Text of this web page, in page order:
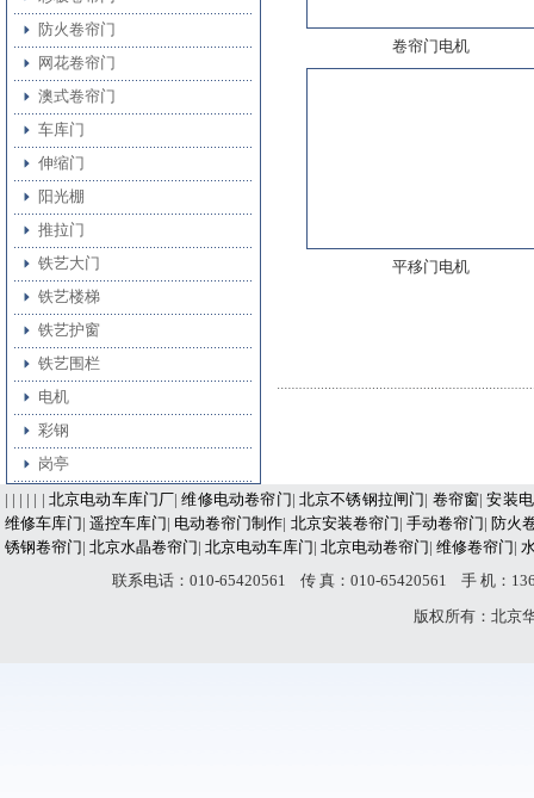
防火卷帘门
网花卷帘门
澳式卷帘门
车库门
伸缩门
阳光棚
推拉门
铁艺大门
铁艺楼梯
铁艺护窗
铁艺围栏
电机
彩钢
岗亭
卷帘门电机
平移门电机
| | | | | | 北京电动车库门厂|维修电动卷帘门| 北京不锈钢拉闸门| 卷帘窗|安装
维修车库门| 遥控车库门| 电动卷帘门制作| 北京安装卷帘门| 手动卷帘门| 防火
锈钢卷帘门| 北京水晶卷帘门| 北京电动车库门| 北京电动卷帘门| 维修卷帘门|
联系电话：010-65420561 传 真：010-65420561 手 机：
版权所有：北京